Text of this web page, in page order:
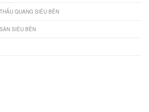
QUANG SIÊU BỀN
SIÊU BỀN